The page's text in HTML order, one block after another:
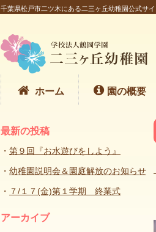
千葉県松戸市二ツ木にある二三ヶ丘幼稚園公式サイ
ホーム 園の概要
最新の投稿
第９回『お水遊びをしよう』
幼稚園説明会＆園庭解放のお知らせ
７/１７(金)第１学期 終業式
アーカイブ